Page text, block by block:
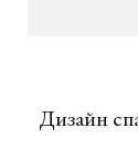
Дизайн